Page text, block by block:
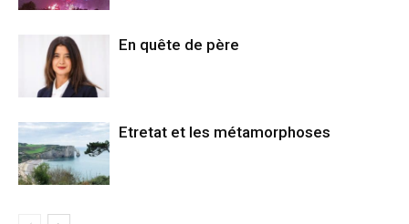
En quête de père
Etretat et les métamorphoses